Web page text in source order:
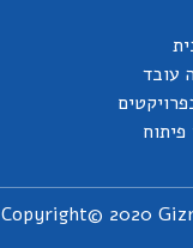
עובד
פיתוח
Copyright© 2020